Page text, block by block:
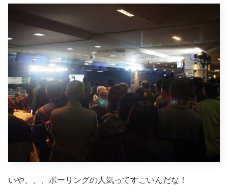
いや、、、ボーリングの人気ってすごいんだな！